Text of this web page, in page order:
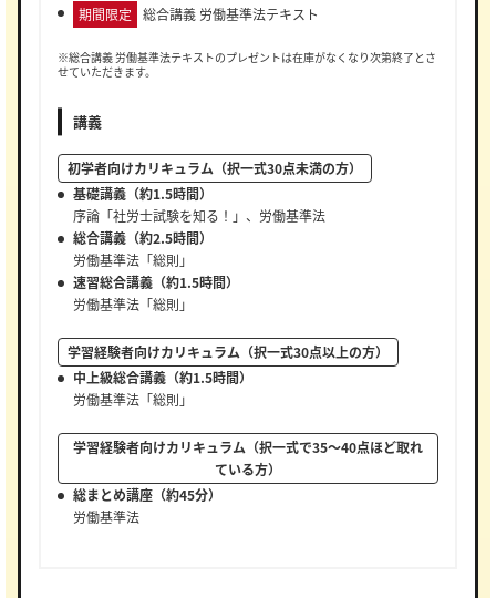
期間限定
総合講義 労働基準法テキスト
※総合講義 労働基準法テキストのプレゼントは在庫がなくなり次第終了とさ
せていただきます。
講義
初学者向けカリキュラム（択一式30点未満の方）
基礎講義（約1.5時間）
序論「社労士試験を知る！」、労働基準法
総合講義（約2.5時間）
労働基準法「総則」
速習総合講義（約1.5時間）
労働基準法「総則」
学習経験者向けカリキュラム（択一式30点以上の方）
中上級総合講義（約1.5時間）
労働基準法「総則」
学習経験者向けカリキュラム（択一式で35～40点ほど取れ
ている方）
総まとめ講座（約45分）
労働基準法